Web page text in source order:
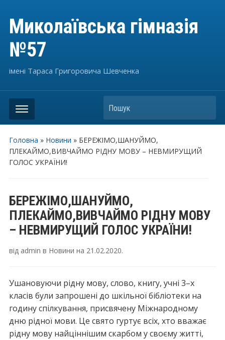
Миколаївська гімназія
№57
імені Тараса Григоровича Шевченка
Пошук
Головна » Новини » БЕРЕЖІМО,ШАНУЙМО,
ПЛЕКАЙМО,ВИВЧАЙМО РІДНУ МОВУ – НЕВМИРУЩИЙ
ГОЛОС УКРАЇНИ!
БЕРЕЖІМО,ШАНУЙМО,
ПЛЕКАЙМО,ВИВЧАЙМО РІДНУ МОВУ
– НЕВМИРУЩИЙ ГОЛОС УКРАЇНИ!
від admin в Новини на 21.02.2020.
Ушановуючи рідну мову, слово, книгу, учні 3–х
класів були запрошені до шкільної бібліотеки на
годину спілкування, присвячену Міжнародному
дню рідної мови. Це свято гуртує всіх, хто вважає
рідну мову найціннішим скарбом у своєму житті,